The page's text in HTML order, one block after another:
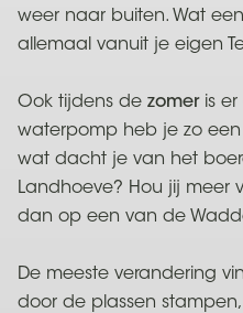
weer naar buiten. Wat
allemaal vanuit je eigen
Ook tijdens de zomer is
waterpomp heb je zo
wat dacht je van het
Landhoeve? Hou jij meer
dan op een van de
De meeste verandering
door de plassen